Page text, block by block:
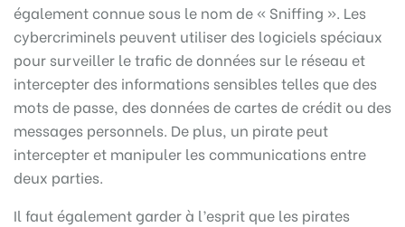
également connue sous le nom de « Sniffing ». Les
cybercriminels peuvent utiliser des logiciels spéciaux
pour surveiller le trafic de données sur le réseau et
intercepter des informations sensibles telles que des
mots de passe, des données de cartes de crédit ou des
messages personnels. De plus, un pirate peut
intercepter et manipuler les communications entre
deux parties.
Il faut également garder à l’esprit que les pirates